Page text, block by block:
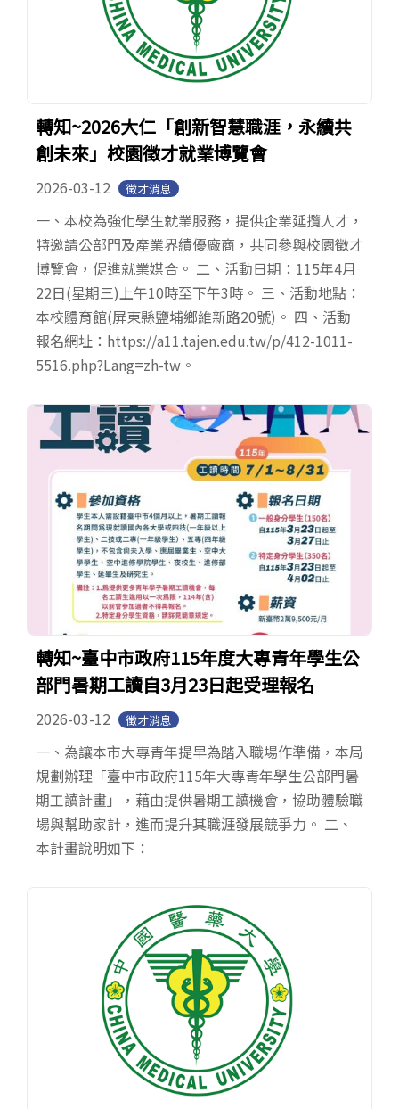
轉知~2026大仁「創新智慧職涯，永續共
創未來」校園徵才就業博覽會
2026-03-12 徵才消息
一、本校為強化學生就業服務，提供企業延攬人才，
特邀請公部門及產業界績優廠商，共同參與校園徵才
博覽會，促進就業媒合。 二、活動日期：115年4月
22日(星期三)上午10時至下午3時。 三、活動地點：
本校體育館(屏東縣鹽埔鄉維新路20號)。 四、活動
報名網址：https://a11.tajen.edu.tw/p/412-1011-
5516.php?Lang=zh-tw。
轉知~臺中市政府115年度大專青年學生公
部門暑期工讀自3月23日起受理報名
2026-03-12 徵才消息
一、為讓本市大專青年提早為踏入職場作準備，本局
規劃辦理「臺中市政府115年大專青年學生公部門暑
期工讀計畫」，藉由提供暑期工讀機會，協助體驗職
場與幫助家計，進而提升其職涯發展競爭力。 二、
本計畫說明如下：